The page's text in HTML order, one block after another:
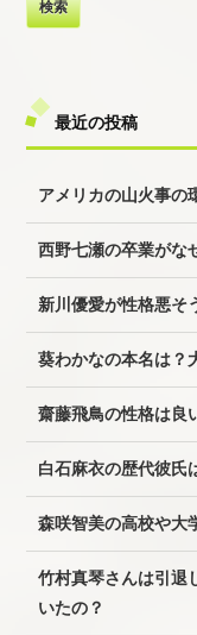
最近の投稿
アメリカの山火事の
西野七瀬の卒業がな
新川優愛が性格悪そ
葵わかなの本名は？
齋藤飛鳥の性格は良
白石麻衣の歴代彼氏
森咲智美の高校や大
竹村真琴さんは引退
いたの？